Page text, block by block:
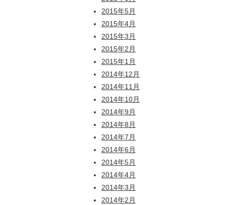
2015年5月
2015年4月
2015年3月
2015年2月
2015年1月
2014年12月
2014年11月
2014年10月
2014年9月
2014年8月
2014年7月
2014年6月
2014年5月
2014年4月
2014年3月
2014年2月